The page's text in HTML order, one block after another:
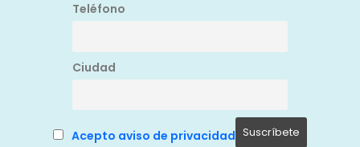
Teléfono
Ciudad
Acepto aviso de privacidad